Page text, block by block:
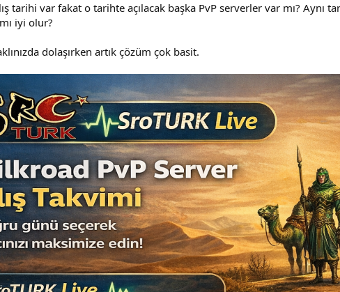
tarihi var fakat o tarihte açılacak başka PvP serverler var mı?
iyi olur?
dolaşırken artık çözüm çok basit.